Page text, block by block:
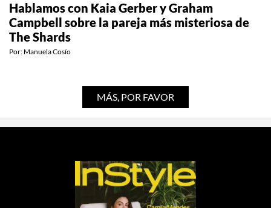
Hablamos con Kaia Gerber y Graham
Campbell sobre la pareja más misteriosa de
The Shards
Por: Manuela Cosío
MÁS, POR FAVOR